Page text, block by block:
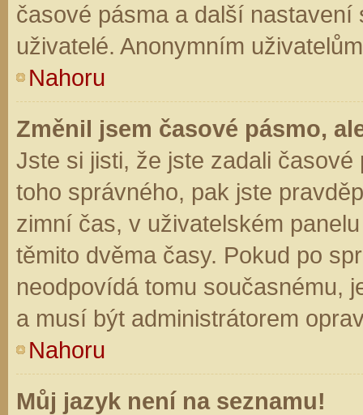
časové pásma a další
uživatelé. Anonymním
Nahoru
Změnil jsem časové pásmo,
Jste si jisti, že jste zadali
toho správného, pak jste
zimní čas, v uživatelském
těmito dvěma časy. Pokud po
neodpovídá tomu současnému,
a musí být administrátorem
Nahoru
Můj jazyk není na seznamu!